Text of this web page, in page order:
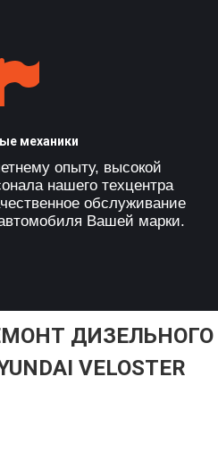
механики
опыту, высокой
нашего техцентра
обслуживание
Вашей марки.
ДИЗЕЛЬНОГО
VELOSTER